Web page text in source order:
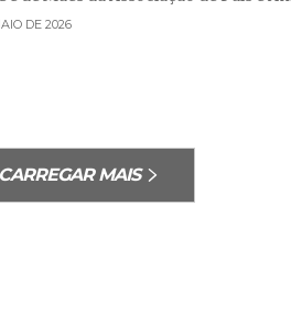
DE 2026
CARREGAR MAIS